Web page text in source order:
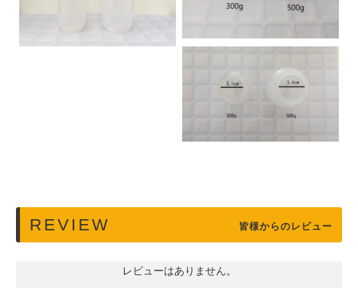
REVIEW 皆様からのレビュー
レビューはありません。